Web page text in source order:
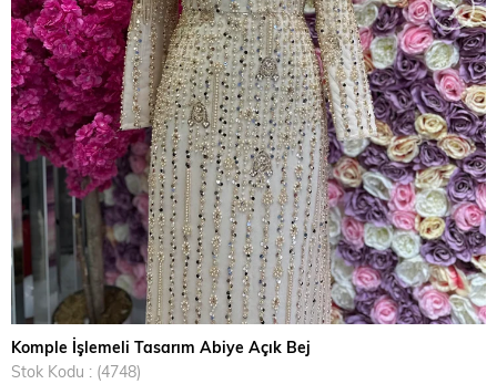
Komple İşlemeli Tasarım Abiye Açık Bej
Stok Kodu
(4748)